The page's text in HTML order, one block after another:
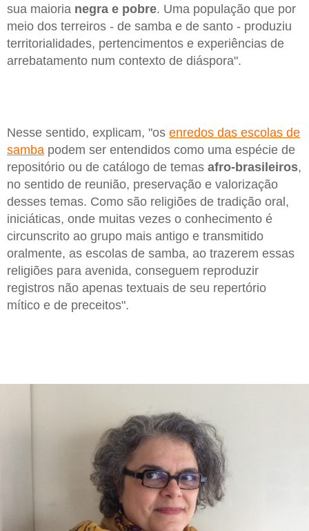
sua maioria negra e pobre. Uma população que por
meio dos terreiros - de samba e de santo - produziu
territorialidades, pertencimentos e experiências de
arrebatamento num contexto de diáspora".
Nesse sentido, explicam, "os enredos das escolas de
samba podem ser entendidos como uma espécie de
repositório ou de catálogo de temas afro-brasileiros,
no sentido de reunião, preservação e valorização
desses temas. Como são religiões de tradição oral,
iniciáticas, onde muitas vezes o conhecimento é
circunscrito ao grupo mais antigo e transmitido
oralmente, as escolas de samba, ao trazerem essas
religiões para avenida, conseguem reproduzir
registros não apenas textuais de seu repertório
mítico e de preceitos".